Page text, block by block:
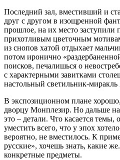
Последний зал, вместивший и
друг с другом в изощренной
прошлое, на их место
прихотливым цветочным
из снопов хатой отдыхает
потом иронично
поисков, печалишься о
с характерными завитками
настольный светильник-
В экспозиционном плане
дворцу Монплезир. Но дальше
это – детали. Что касается
уместить всего, что у эпох
вероятно, не вместилось. К
русские», хочешь знать, какие
конкретные предметы.